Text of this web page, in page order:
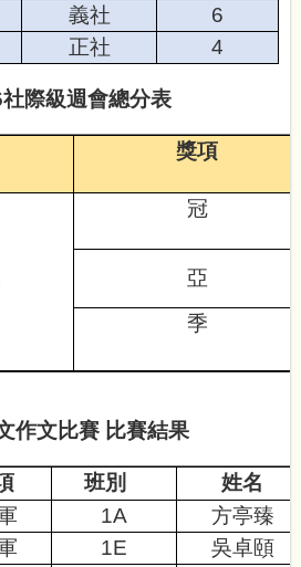
義社
6
正社 4
社際級週會總分表
獎項
冠
亞
季
作文比賽 比賽結果
班別
姓名
1A
方亭臻
1E
吳卓頤